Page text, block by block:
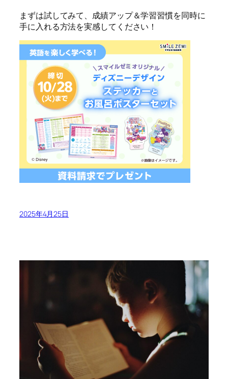
まずは試してみて、成績アップ＆学習習慣を同時に
手に入れる方法を実感してください！
2025年4月25日